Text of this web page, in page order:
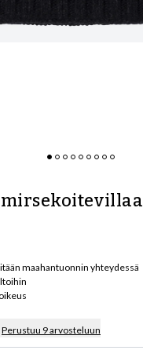
maahantuonnin yhteydessä
Perustuu 9 arvosteluun